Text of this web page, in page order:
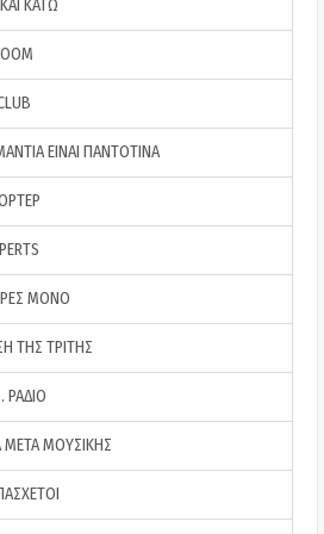
ΚΑΤΩ
ΕΙΝΑΙ ΠΑΝΤΟΤΙΝΑ
ΜΟΝΟ
ΤΗΣ ΤΡΙΤΗΣ
ΡΑΔΙΟ
ΜΟΥΣΙΚΗΣ